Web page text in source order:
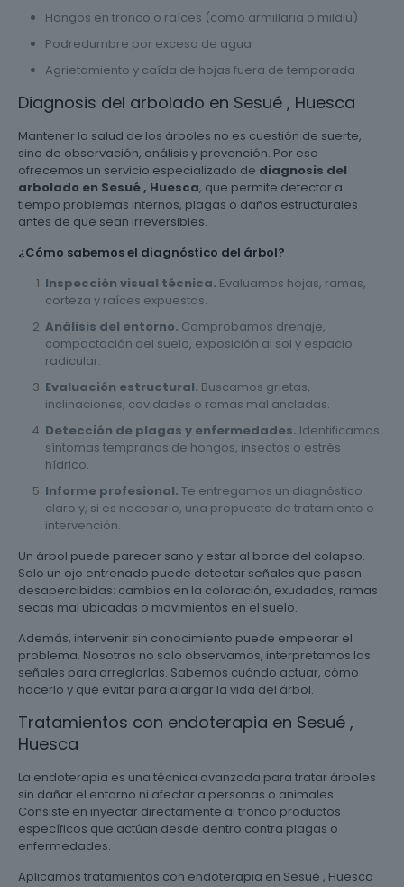
Hongos en tronco o raíces (como armillaria o mildiu)
Podredumbre por exceso de agua
Agrietamiento y caída de hojas fuera de temporada
Diagnosis del arbolado en Sesué , Huesca
Mantener la salud de los árboles no es cuestión de suerte,
sino de observación, análisis y prevención. Por eso
ofrecemos un servicio especializado de diagnosis del
arbolado en Sesué , Huesca, que permite detectar a
tiempo problemas internos, plagas o daños estructurales
antes de que sean irreversibles.
¿Cómo sabemos el diagnóstico del árbol?
Inspección visual técnica. Evaluamos hojas, ramas,
corteza y raíces expuestas.
Análisis del entorno. Comprobamos drenaje,
compactación del suelo, exposición al sol y espacio
radicular.
Evaluación estructural. Buscamos grietas,
inclinaciones, cavidades o ramas mal ancladas.
Detección de plagas y enfermedades. Identificamos
síntomas tempranos de hongos, insectos o estrés
hídrico.
Informe profesional. Te entregamos un diagnóstico
claro y, si es necesario, una propuesta de tratamiento o
intervención.
Un árbol puede parecer sano y estar al borde del colapso.
Solo un ojo entrenado puede detectar señales que pasan
desapercibidas: cambios en la coloración, exudados, ramas
secas mal ubicadas o movimientos en el suelo.
Además, intervenir sin conocimiento puede empeorar el
problema. Nosotros no solo observamos, interpretamos las
señales para arreglarlas. Sabemos cuándo actuar, cómo
hacerlo y qué evitar para alargar la vida del árbol.
Tratamientos con endoterapia en Sesué ,
Huesca
La endoterapia es una técnica avanzada para tratar árboles
sin dañar el entorno ni afectar a personas o animales.
Consiste en inyectar directamente al tronco productos
específicos que actúan desde dentro contra plagas o
enfermedades.
Aplicamos tratamientos con endoterapia en Sesué , Huesca